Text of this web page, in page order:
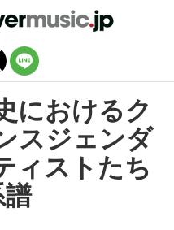
におけるク
スジェンダ
ィストたち
ョンを終了